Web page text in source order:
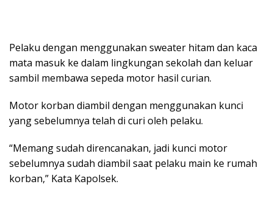
Pelaku dengan menggunakan sweater hitam dan kaca
mata masuk ke dalam lingkungan sekolah dan keluar
sambil membawa sepeda motor hasil curian.
Motor korban diambil dengan menggunakan kunci
yang sebelumnya telah di curi oleh pelaku.
“Memang sudah direncanakan, jadi kunci motor
sebelumnya sudah diambil saat pelaku main ke rumah
korban,” Kata Kapolsek.